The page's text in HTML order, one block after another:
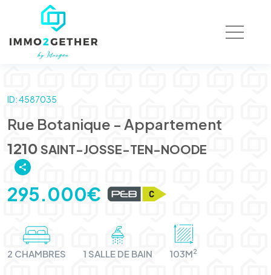
ID: 4587035
Rue Botanique - Appartement
1210 SAINT-JOSSE-TEN-NOODE
295.000€
2 CHAMBRES 1 SALLE DE BAIN 103M2